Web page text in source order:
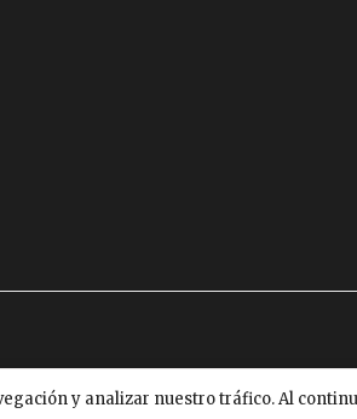
y analizar nuestro tráfico. Al